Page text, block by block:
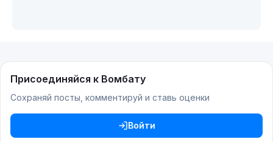
Присоединяйся к Вомбату
Сохраняй посты, комментируй и ставь оценки
Войти